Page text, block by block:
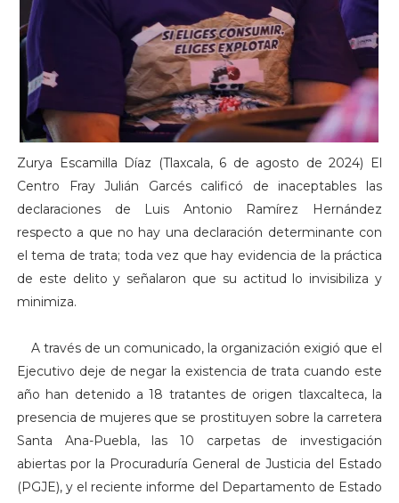
Zurya Escamilla Díaz (Tlaxcala, 6 de agosto de 2024) El
Centro Fray Julián Garcés calificó de inaceptables las
declaraciones de Luis Antonio Ramírez Hernández
respecto a que no hay una declaración determinante con
el tema de trata; toda vez que hay evidencia de la práctica
de este delito y señalaron que su actitud lo invisibiliza y
minimiza.
A través de un comunicado, la organización exigió que el
Ejecutivo deje de negar la existencia de trata cuando este
año han detenido a 18 tratantes de origen tlaxcalteca, la
presencia de mujeres que se prostituyen sobre la carretera
Santa Ana-Puebla, las 10 carpetas de investigación
abiertas por la Procuraduría General de Justicia del Estado
(PGJE), y el reciente informe del Departamento de Estado